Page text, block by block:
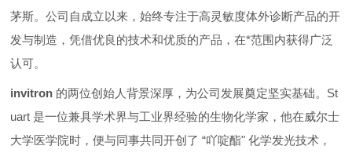
茅斯。公司自成立以来，始终专注于高灵敏度体外诊断产品的开
发与制造，凭借优良的技术和优质的产品，在*范围内获得广泛
认可。
invitron 的两位创始人背景深厚，为公司发展奠定坚实基础。St
uart 是一位兼具学术界与工业界经验的生物化学家，他在威尔士
大学医学院时，便与同事共同开创了 “吖啶酯" 化学发光技术，